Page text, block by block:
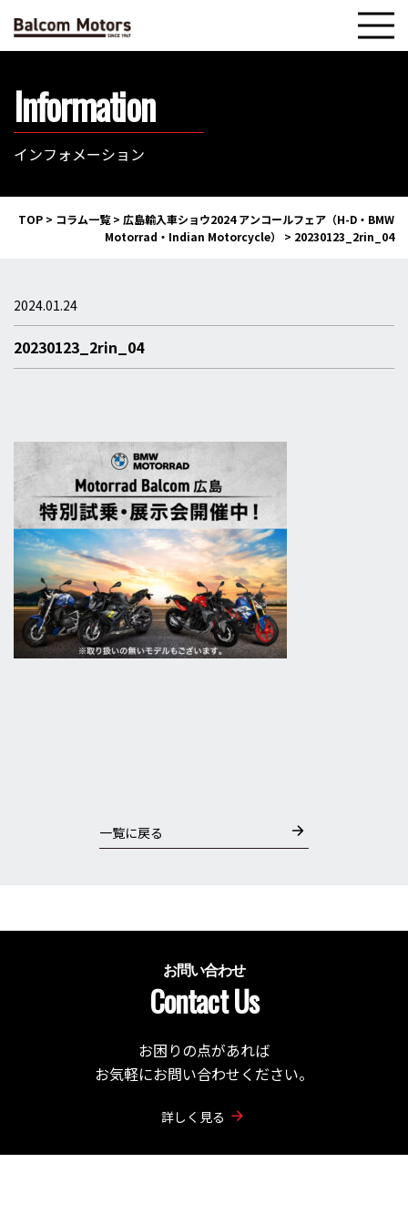
Information
インフォメーション
TOP > コラム一覧> 広島輸入車ショウ2024 アンコールフェア（H-D・BMW
Motorrad・Indian Motorcycle）
> 20230123_2rin_04
2024.01.24
20230123_2rin_04
一覧に戻る
お問い合わせ
Contact Us
お困りの点があれば
お気軽にお問い合わせください。
詳しく見る